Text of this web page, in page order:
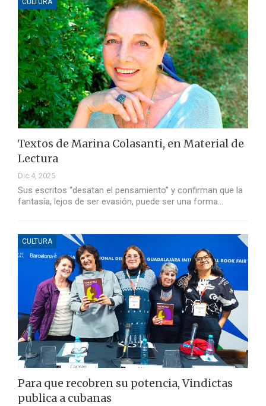
CULTURA
Textos de Marina Colasanti, en Material de
Lectura
Dic 4, 2025
Sus escritos “desatan el pensamiento” y confirman que la
fantasía, lejos de ser evasión, puede ser una forma…
CULTURA
Para que recobren su potencia, Vindictas
publica a cubanas